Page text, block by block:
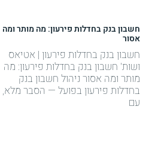
חשבון בנק בחדלות פירעון: מה מותר ומה
אסור
חשבון בנק בחדלות פירעון | אטיאס
ושות' חשבון בנק בחדלות פירעון: מה
מותר ומה אסור ניהול חשבון בנק
בחדלות פירעון בפועל — הסבר מלא,
עם